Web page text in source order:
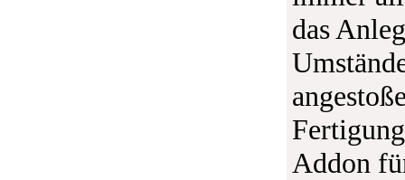
das
Addon